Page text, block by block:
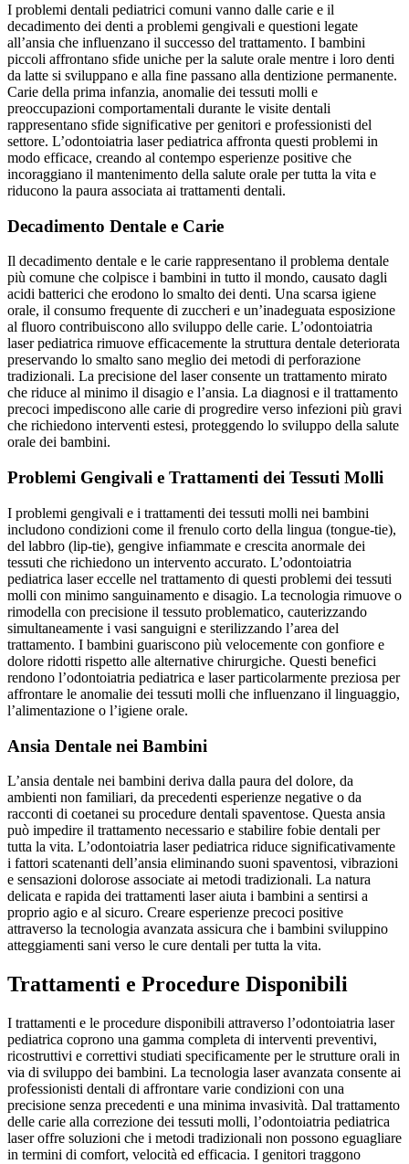
I problemi dentali pediatrici comuni vanno dalle carie e il
decadimento dei denti a problemi gengivali e questioni legate
all’ansia che influenzano il successo del trattamento. I bambini
piccoli affrontano sfide uniche per la salute orale mentre i loro denti
da latte si sviluppano e alla fine passano alla dentizione permanente.
Carie della prima infanzia, anomalie dei tessuti molli e
preoccupazioni comportamentali durante le visite dentali
rappresentano sfide significative per genitori e professionisti del
settore. L’odontoiatria laser pediatrica affronta questi problemi in
modo efficace, creando al contempo esperienze positive che
incoraggiano il mantenimento della salute orale per tutta la vita e
riducono la paura associata ai trattamenti dentali.
Decadimento Dentale e Carie
Il decadimento dentale e le carie rappresentano il problema dentale
più comune che colpisce i bambini in tutto il mondo, causato dagli
acidi batterici che erodono lo smalto dei denti. Una scarsa igiene
orale, il consumo frequente di zuccheri e un’inadeguata esposizione
al fluoro contribuiscono allo sviluppo delle carie. L’odontoiatria
laser pediatrica rimuove efficacemente la struttura dentale deteriorata
preservando lo smalto sano meglio dei metodi di perforazione
tradizionali. La precisione del laser consente un trattamento mirato
che riduce al minimo il disagio e l’ansia. La diagnosi e il trattamento
precoci impediscono alle carie di progredire verso infezioni più gravi
che richiedono interventi estesi, proteggendo lo sviluppo della salute
orale dei bambini.
Problemi Gengivali e Trattamenti dei Tessuti Molli
I problemi gengivali e i trattamenti dei tessuti molli nei bambini
includono condizioni come il frenulo corto della lingua (tongue-tie),
del labbro (lip-tie), gengive infiammate e crescita anormale dei
tessuti che richiedono un intervento accurato. L’odontoiatria
pediatrica laser eccelle nel trattamento di questi problemi dei tessuti
molli con minimo sanguinamento e disagio. La tecnologia rimuove o
rimodella con precisione il tessuto problematico, cauterizzando
simultaneamente i vasi sanguigni e sterilizzando l’area del
trattamento. I bambini guariscono più velocemente con gonfiore e
dolore ridotti rispetto alle alternative chirurgiche. Questi benefici
rendono l’odontoiatria pediatrica e laser particolarmente preziosa per
affrontare le anomalie dei tessuti molli che influenzano il linguaggio,
l’alimentazione o l’igiene orale.
Ansia Dentale nei Bambini
L’ansia dentale nei bambini deriva dalla paura del dolore, da
ambienti non familiari, da precedenti esperienze negative o da
racconti di coetanei su procedure dentali spaventose. Questa ansia
può impedire il trattamento necessario e stabilire fobie dentali per
tutta la vita. L’odontoiatria laser pediatrica riduce significativamente
i fattori scatenanti dell’ansia eliminando suoni spaventosi, vibrazioni
e sensazioni dolorose associate ai metodi tradizionali. La natura
delicata e rapida dei trattamenti laser aiuta i bambini a sentirsi a
proprio agio e al sicuro. Creare esperienze precoci positive
attraverso la tecnologia avanzata assicura che i bambini sviluppino
atteggiamenti sani verso le cure dentali per tutta la vita.
Trattamenti e Procedure Disponibili
I trattamenti e le procedure disponibili attraverso l’odontoiatria laser
pediatrica coprono una gamma completa di interventi preventivi,
ricostruttivi e correttivi studiati specificamente per le strutture orali in
via di sviluppo dei bambini. La tecnologia laser avanzata consente ai
professionisti dentali di affrontare varie condizioni con una
precisione senza precedenti e una minima invasività. Dal trattamento
delle carie alla correzione dei tessuti molli, l’odontoiatria pediatrica
laser offre soluzioni che i metodi tradizionali non possono eguagliare
in termini di comfort, velocità ed efficacia. I genitori traggono